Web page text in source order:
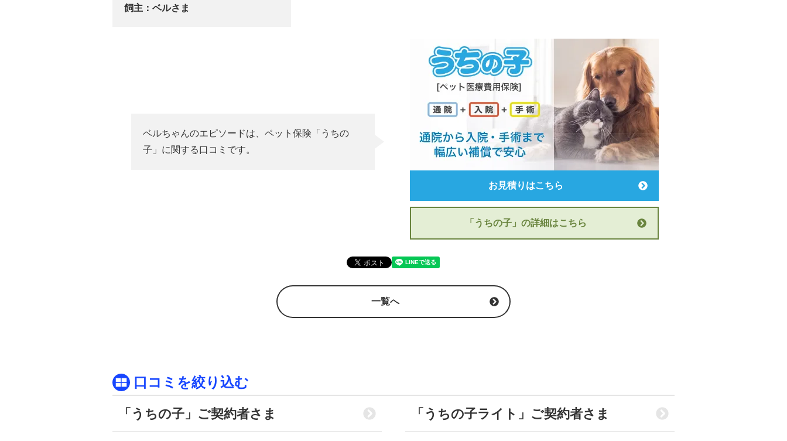
飼主： ベルさま
ベルちゃんのエピソードは、ペット保険「うちの
子」に関する口コミです。
お見積りはこちら
「うちの子」の詳細はこちら
一覧へ
口コミを絞り込む
「うちの子」ご契約者さま 「うちの子ライト」ご契約者さま